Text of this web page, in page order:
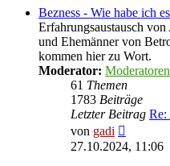
Bezness - Wie habe ich
Erfahrungsaustausch
und Ehemänner von
kommen hier zu Wort.
Moderator: Moderatoren
61 Themen
1783 Beiträge
Letzter Beitrag Re:
von gadi
Beitrag
27.10.2024, 11:06